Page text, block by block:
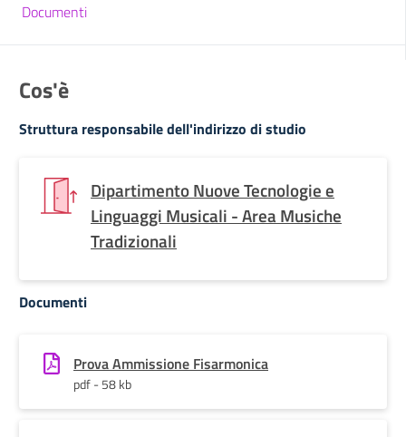
Documenti
Cos'è
Struttura responsabile dell'indirizzo di studio
Dipartimento Nuove Tecnologie e
Linguaggi Musicali - Area Musiche
Tradizionali
Documenti
Prova Ammissione Fisarmonica
pdf - 58 kb